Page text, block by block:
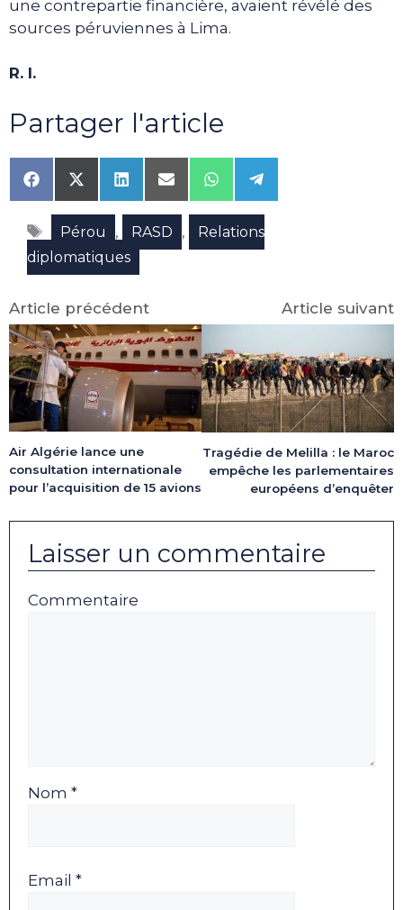
une contrepartie financière, avaient révélé des
sources péruviennes à Lima.
R. I.
Partager l'article
Share
on
Facebook
Share
on
X
(Twitter)
Share
on
LinkedIn
Share
on
Email
Share
on
WhatsApp
Share
on
Telegram
Étiquettes
Pérou , RASD ,
Relations
diplomatiques
Article précédent
Air Algérie lance une
consultation internationale
pour l’acquisition de 15 avions
Article suivant
Tragédie de Melilla : le Maroc
empêche les parlementaires
européens d’enquêter
Laisser un commentaire
Commentaire
Nom *
Email *